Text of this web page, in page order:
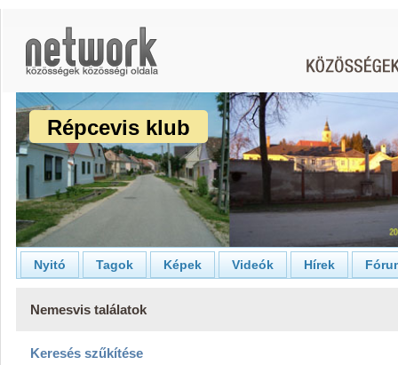
Répcevis klub
Nyitó Tagok Képek Videók Hírek
Nemesvis találatok
Keresés szűkítése